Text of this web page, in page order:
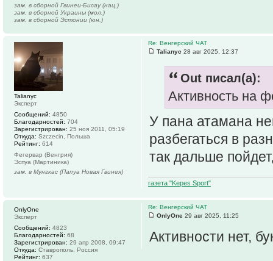
зам. в сборной Гвинеи-Бисау (нац.)
зам. в сборной Украины (мол.)
зам. в сборной Эстонии (юн.)
Re: Венгерский ЧАТ
Talianyc 28 авг 2025, 12:37
Out писал(а):
Активность на
У пана атамана
разбегаться в
так дальше
газета "Kepes Sport"
Talianyc
Эксперт
Сообщений: 4850
Благодарностей: 704
Зарегистрирован: 25 ноя 2011, 05:19
Откуда: Szczecin, Польша
Рейтинг: 614
Фегервар (Венгрия)
Эспуа (Мартиника)
зам. в Мунгкас (Папуа Новая Гвинея)
Re: Венгерский ЧАТ
OnlyOne 29 авг 2025, 11:25
Активности нет,
OnlyOne
Эксперт
Сообщений: 4823
Благодарностей: 68
Зарегистрирован: 29 апр 2008, 09:47
Откуда: Ставрополь, Россия
Рейтинг: 637